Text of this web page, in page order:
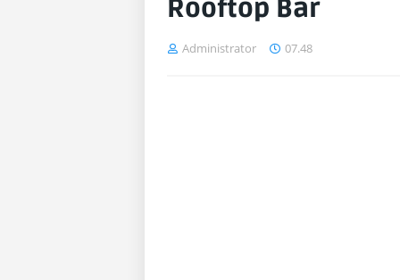
Rooftop Bar
Administrator 07.48